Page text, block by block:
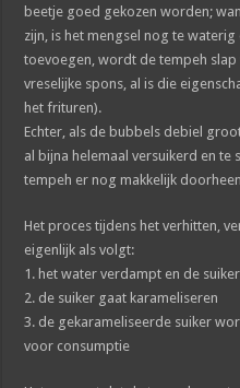
beetje goed gekozen worden;
zijn, is het mengsel nog te
toevoegen, wordt de tempeh slap
vreselijke spons, al is die
het frituren).
Echter, als de bubbels debiel
al bijna helemaal versuikerd en
tempeh er nog makkelijk
Het proces tijdens het verhitten,
eigenlijk als volgt:
1. het water verdampt en de
2. de suiker gaat karameliseren
3. de gekarameliseerde suiker
voor consumptie